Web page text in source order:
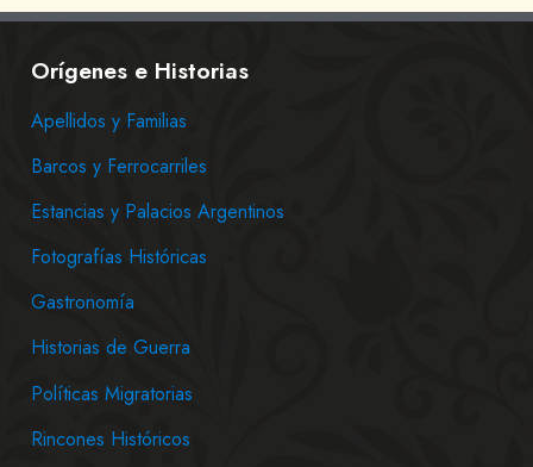
Orígenes e Historias
Apellidos y Familias
Barcos y Ferrocarriles
Estancias y Palacios Argentinos
Fotografías Históricas
Gastronomía
Historias de Guerra
Políticas Migratorias
Rincones Históricos